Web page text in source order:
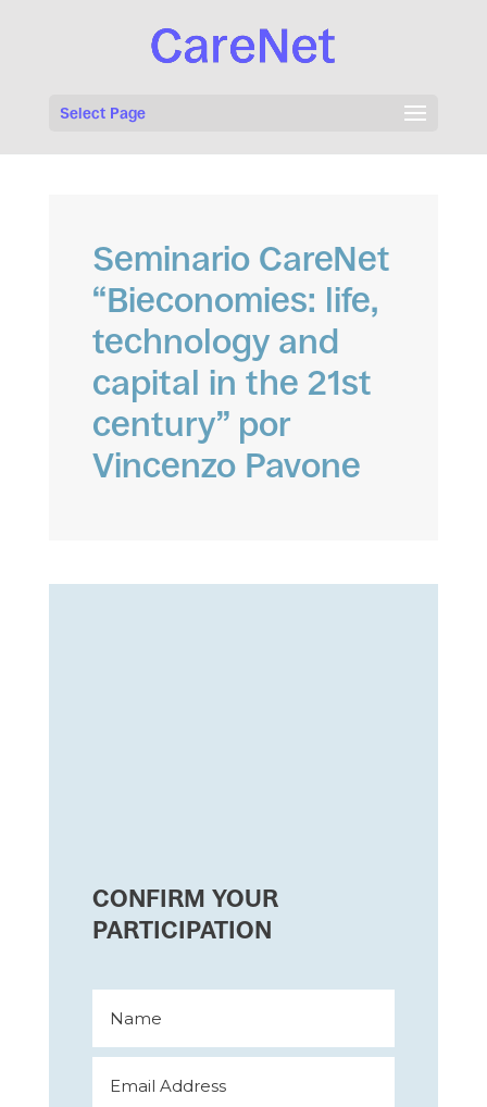
Select Page
Seminario CareNet
“Bieconomies: life,
technology and
capital in the 21st
century” por
Vincenzo Pavone
CONFIRM YOUR
PARTICIPATION